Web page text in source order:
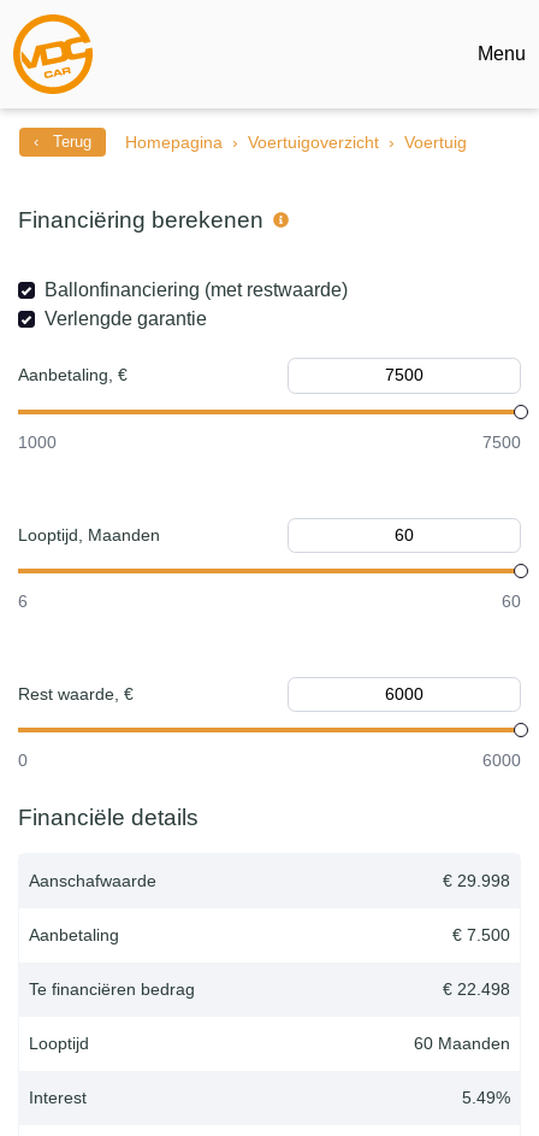
Menu
‹ Terug Homepagina Voertuigoverzicht Voertuig
Financiëring berekenen
Ballonfinanciering (met restwaarde)
Verlengde garantie
Aanbetaling, €
1000 7500
Looptijd, Maanden
6 60
Rest waarde, €
0 6000
Financiële details
Aanschafwaarde € 29.998
Aanbetaling € 7.500
Te financiëren bedrag € 22.498
Looptijd 60 Maanden
Interest 5.49%